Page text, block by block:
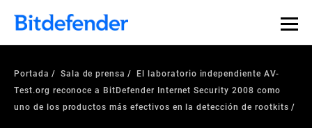
Portada Sala de prensa
El laboratorio independiente AV-
Test.org reconoce a BitDefender Internet Security 2008 como
uno de los productos más efectivos en la detección de rootkits